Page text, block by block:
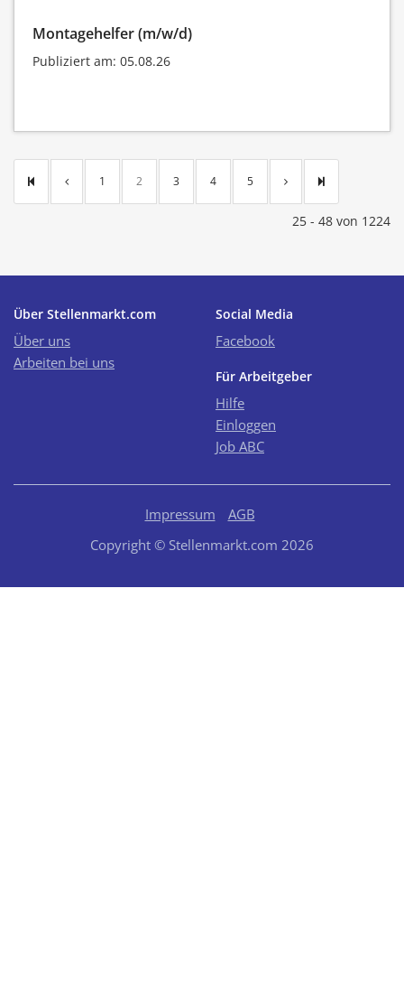
Montagehelfer (m/w/d)
Publiziert am: 05.08.26
1 2 3 4 5
25 - 48 von 1224
Über Stellenmarkt.com
Über uns
Arbeiten bei uns
Social Media
Facebook
Für Arbeitgeber
Hilfe
Einloggen
Job ABC
Impressum
AGB
Copyright © Stellenmarkt.com 2026